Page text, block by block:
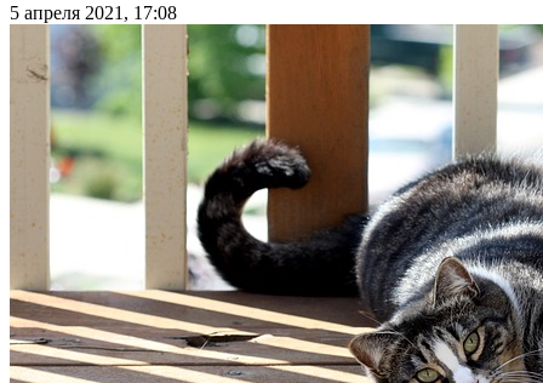
5 апреля 2021, 17:08